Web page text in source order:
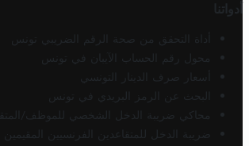
أدواتنا
أداة التحقق من صحة الرقم الضريبي تونس
محول رقم الحساب الآيبان في تونس
أسعار صرف الدينار التونسي
البحث عن الرمز البريدي في تونس
محاكي ضريبة الدخل الشخصي للموظف/
ضريبة الدخل للمتقاعدين الفرنسيين